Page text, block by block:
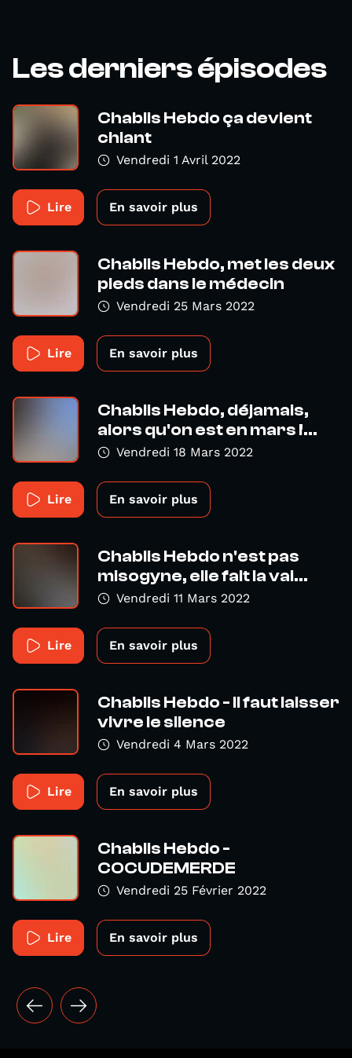
Les derniers épisodes
Chablis Hebdo ça devient
chiant
Vendredi 1 Avril 2022
Lire En savoir plus
Chablis Hebdo, met les deux
pieds dans le médecin
Vendredi 25 Mars 2022
Lire En savoir plus
Chablis Hebdo, déjamais,
alors qu'on est en mars !...
Vendredi 18 Mars 2022
Lire En savoir plus
Chablis Hebdo n'est pas
misogyne, elle fait la vai...
Vendredi 11 Mars 2022
Lire En savoir plus
Chablis Hebdo - Il faut laisser
vivre le silence
Vendredi 4 Mars 2022
Lire En savoir plus
Chablis Hebdo -
COCUDEMERDE
Vendredi 25 Février 2022
Lire En savoir plus